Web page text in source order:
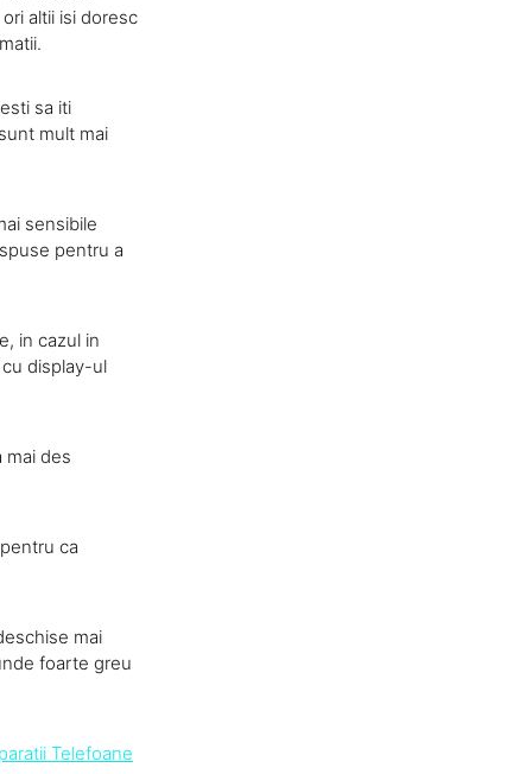
altii isi doresc
sa iti
mult mai
sensibile
pentru a
in cazul in
display-ul
mai des
ca
mai
foarte greu
Telefoane